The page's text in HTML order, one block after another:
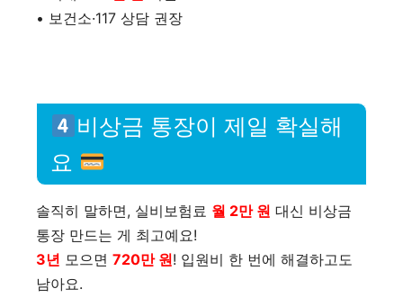
• 보건소·117 상담 권장
비상금 통장이 제일 확실해
요
솔직히 말하면, 실비보험료 월 2만 원 대신 비상금
통장 만드는 게 최고예요!
3년 모으면 720만 원! 입원비 한 번에 해결하고도
남아요.